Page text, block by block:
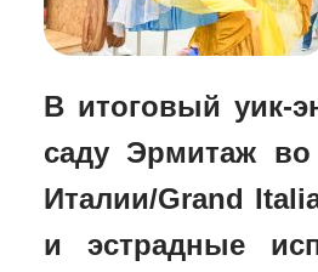
В итоговый уик-
саду Эрмитаж
Италии/Grand
и эстрадные